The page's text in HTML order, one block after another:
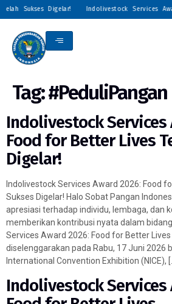
Sukses Digelar! Indolivestock Services
Tag:#PeduliPangan
Indolivestock Services
Food for Better Lives
Digelar!
Indolivestock Services Award 2026: Food
Sukses Digelar! Halo Sobat Pangan
apresiasi terhadap individu, lembaga, dan
memberikan kontribusi nyata dalam
Services Award 2026: Food for Better
diselenggarakan pada Rabu, 17 Juni 2026
International Convention Exhibition (NICE),
Indolivestock Services